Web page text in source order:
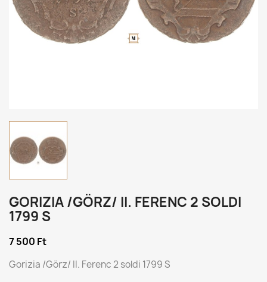
GORIZIA /GÖRZ/ II. FERENC 2 SOLDI
1799 S
7 500 Ft
Gorizia /Görz/ II. Ferenc 2 soldi 1799 S